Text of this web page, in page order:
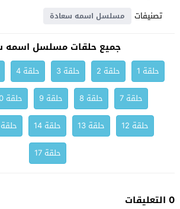
تصنيفات
مسلسل اسمه سعادة
جميع حلقات مسلسل اسمه
حلقة 1 حلقة 2 حلقة 3 حلقة 4
حلقة 7
حلقة 8 حلقة 9 حلقة 10
حلقة 12
حلقة 13 حلقة 14 حلقة 15
حلقة 17
0 التعليقات